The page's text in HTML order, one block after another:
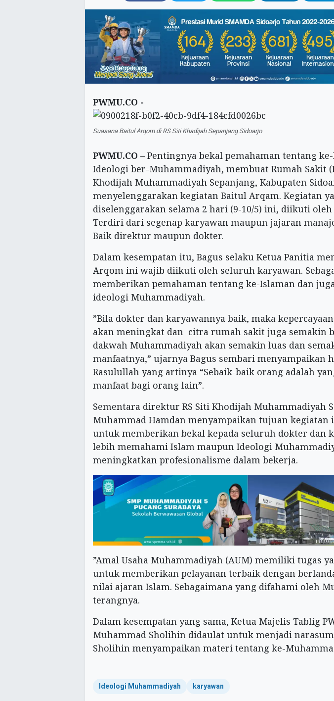
PWMU.CO -
Suasana Baitul Arqom di RS Siti Khadijah Sepanjang Sidoarjo
PWMU.CO – Pentingnya bekal pemahaman tentang
Ideologi ber-Muhammadiyah, membuat Rumah Sakit
Khodijah Muhammadiyah Sepanjang, Kabupaten
menyelenggarakan kegiatan Baitul Arqam. Kegiatan
diselenggarakan selama 2 hari (9-10/5) ini, diikuti oleh
Terdiri dari segenap karyawan maupun jajaran
Baik direktur maupun dokter.
Dalam kesempatan itu, Bagus selaku Ketua Panitia
Arqom ini wajib diikuti oleh seluruh karyawan.
memberikan pemahaman tentang ke-Islaman dan
ideologi Muhammadiyah.
”Bila dokter dan karyawannya baik, maka
akan meningkat dan citra rumah sakit juga semakin
dakwah Muhammadiyah akan semakin luas dan
manfaatnya,” ujarnya Bagus sembari menyampaikan
Rasulullah yang artinya “Sebaik-baik orang adalah
manfaat bagi orang lain”.
Sementara direktur RS Siti Khodijah Muhammadiyah
Muhammad Hamdan menyampaikan tujuan kegiatan
untuk memberikan bekal kepada seluruh dokter dan
lebih memahami Islam maupun Ideologi
meningkatkan profesionalisme dalam bekerja.
”Amal Usaha Muhammadiyah (AUM) memiliki tugas
untuk memberikan pelayanan terbaik dengan
nilai ajaran Islam. Sebagaimana yang difahami oleh
terangnya.
Dalam kesempatan yang sama, Ketua Majelis Tablig
Muhammad Sholihin didaulat untuk menjadi
Sholihin menyampaikan materi tentang ke-
Ideologi Muhammadiyah karyawan